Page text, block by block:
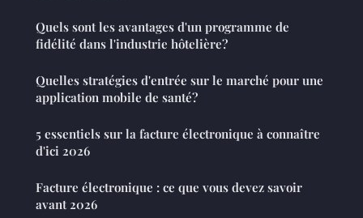
Quels sont les avantages d'un programme de
fidélité dans l'industrie hôtelière?
Quelles stratégies d'entrée sur le marché pour une
application mobile de santé?
5 essentiels sur la facture électronique à connaître
d'ici 2026
Facture électronique : ce que vous devez savoir
avant 2026